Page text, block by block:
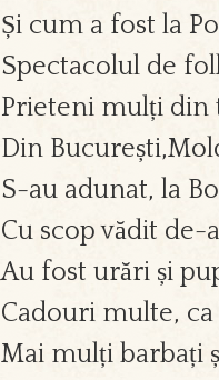
Și cum a fost la
Spectacolul de
Prieteni mulți din
Din
S-au adunat, la
Cu scop vădit
Au fost urări și
Cadouri multe,
Mai mulți barbați